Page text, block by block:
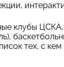
клубы
тех, с